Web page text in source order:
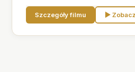
Szczegóły filmu ▶